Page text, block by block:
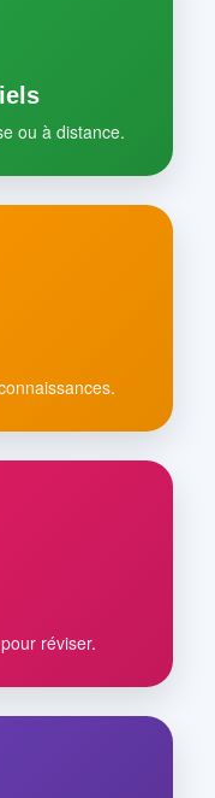
ou à distance.
réviser.